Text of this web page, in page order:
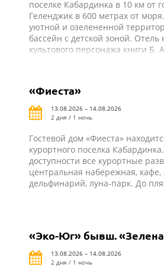
поселке Кабардинка в 10 км от
Геленджик в 600 метрах от
уютной и озелененной
бассейн с детской зоной. Отель
культового персонажа книги Б.
«Фиеста»
13.08.2026 – 14.08.2026
2 дня / 1 ночь
Гостевой дом «Фиеста»
курортного поселка
доступности все курортные
центральная набережная,
дельфинарий, луна-парк. До
«Эко-Юг» бывш.
13.08.2026 – 14.08.2026
2 дня / 1 ночь